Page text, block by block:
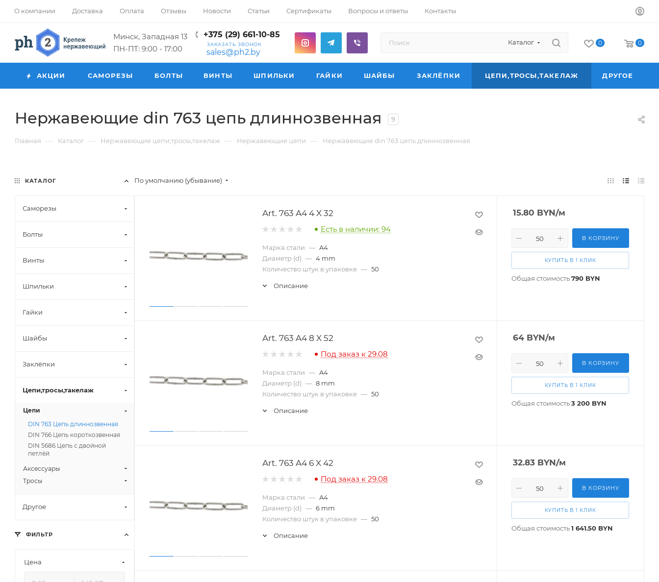
О компании Доставка Оплата Отзывы Новости Статьи Сертификаты Вопросы и ответы Контакты
Минск, Западная 13
ПН-ПТ: 9:00 - 17:00
+375 (29) 661-10-85
ЗАКАЗАТЬ ЗВОНОК
sales@ph2.by
Каталог 0 0
АКЦИИ САМОРЕЗЫ БОЛТЫ ВИНТЫ ШПИЛЬКИ ГАЙКИ ШАЙБЫ ЗАКЛЁПКИ ЦЕПИ,ТРОСЫ,ТАКЕЛАЖ ДРУГОЕ
Нержавеющие din 763 цепь длиннозвенная 9
Главная — Каталог — Нержавеющие цепи,тросы,такелаж — Нержавеющие цепи — Нержавеющие din 763 цепь длиннозвенная
По умолчанию (убывание)
Art. 763 A4 4 X 32
Есть в наличии: 94
Марка стали — A4
Диаметр (d) — 4 mm
Количество штук в упаковке — 50
Описание
15.80 BYN/м
В КОРЗИНУ
КУПИТЬ В 1 КЛИК
Общая стоимость790 BYN
Art. 763 A4 8 X 52
Под заказ к 29.08
Марка стали — A4
Диаметр (d) — 8 mm
Количество штук в упаковке — 50
Описание
64 BYN/м
В КОРЗИНУ
КУПИТЬ В 1 КЛИК
Общая стоимость3 200 BYN
Art. 763 A4 6 X 42
Под заказ к 29.08
Марка стали — A4
Диаметр (d) — 6 mm
Количество штук в упаковке — 50
Описание
32.83 BYN/м
В КОРЗИНУ
КУПИТЬ В 1 КЛИК
Общая стоимость1 641.50 BYN
КАТАЛОГ
Саморезы
Болты
Винты
Шпильки
Гайки
Шайбы
Заклёпки
Цепи,тросы,такелаж
Цепи
DIN 763 Цепь длиннозвенная
DIN 766 Цепь короткозвенная
DIN 5686 Цепь с двойной
петлёй
Аксессуары
Тросы
Другое
ФИЛЬТР
Цена